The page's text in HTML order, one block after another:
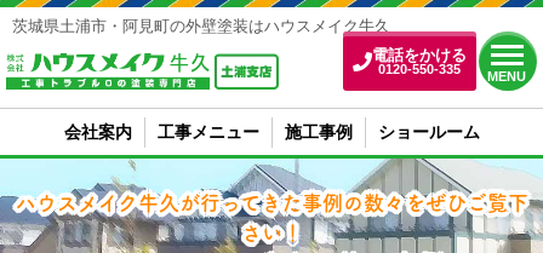
電話をかける
0120-550-335
MENU
茨城県土浦市・阿見町の外壁塗装はハウスメイク牛久
会社案内 工事メニュー 施工事例 ショールーム
ハウスメイク牛久が行ってきた事例の数々をぜひご覧下
さい！